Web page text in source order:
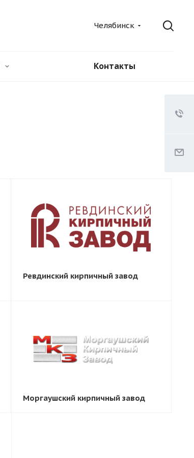
Челябинск
Контакты
Ревдинский кирпичный завод
Моргаушский кирпичный завод